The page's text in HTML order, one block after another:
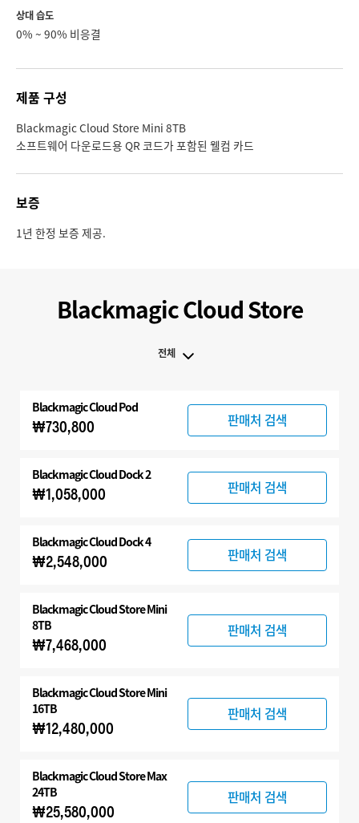
상대 습도
0% ~ 90% 비응결
제품 구성
Blackmagic Cloud Store Mini 8TB
소프트웨어 다운로드용 QR 코드가 포함된 웰컴 카드
보증
1년 한정 보증 제공.
Blackmagic Cloud Store
전체
Blackmagic Cloud Store
Blackmagic Cloud Pod
₩730,800 판매처 검색
Blackmagic Cloud Dock 2
₩1,058,000 판매처 검색
Blackmagic Cloud Dock 4
₩2,548,000 판매처 검색
Blackmagic Cloud Store Mini
8TB
₩7,468,000
판매처 검색
Blackmagic Cloud Store Mini
16TB
₩12,480,000
판매처 검색
Blackmagic Cloud Store Max
24TB
₩25,580,000
판매처 검색